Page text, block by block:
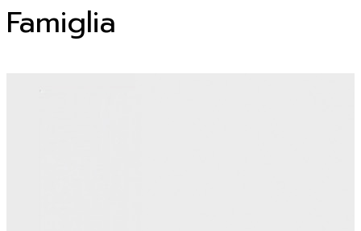
Famiglia